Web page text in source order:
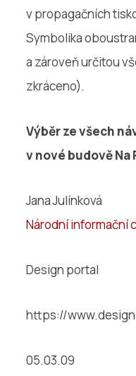
v propagačních
Symbolika
a zároveň určitou
zkráceno).
Výběr ze všech
v nové budově Na
Jana Julínková
Národní informační
Design portal
https://
05.03.09